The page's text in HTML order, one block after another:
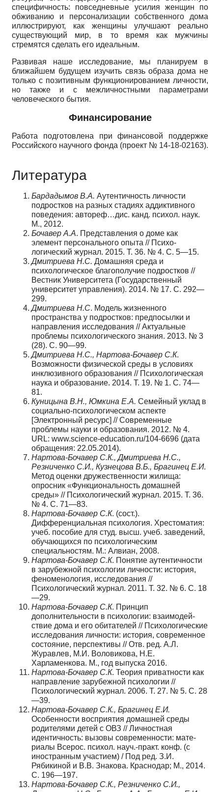
специфичность: повседневные усилия женщин по
обживанию и персона­лизации собственного дома
иллюстрируют, как женщины улучшают реально
существующий мир, в то время как мужчины
стремятся сделать его идеальным.
Развивая наше исследование, мы планируем в
ближайшем будущем изучить связь образа дома не
только с позитивным функционированием личности,
но также и с межличностными параметрами
человеческого бытия.
Финансирование
Работа подготовлена при финансовой поддержке
Российского научного фонда (проект № 14-18-02163).
Литература
Бардадымов В.А. Аутентичность личности
подростков на разных стадиях аддик­тивного
поведения: автореф…дис. канд. психол. наук.
М., 2012.
Бочавер А.А. Представления о доме как
элемент персонального опыта // Психо­
логический журнал. 2015. Т. 36. № 4. С. 5—15.
Дмитриева Н.С. Домашняя среда и
психологическое благополучие подрост­ков //
Вестник Университета (Государственный
университет управления). 2014. № 17. С. 292—
299.
Дмитриева Н.С. Модель жизненного
пространства у подростков: предпосылки и
направления исследования // Актуальные
проблемы психологического знания. 2013. № 3
(28). С. 90—99.
Дмитриева Н.С., Нартова-Бочавер С.К.
Возможности физической среды в ус­ловиях
инклюзивного образования // Психологическая
наука и образование. 2014. Т. 19. № 1. С. 74—
81.
Куницына В.Н., Юмкина Е.А. Семейный уклад в
социально-психологическом аспекте
[Электронный ресурс] // Современные
проблемы науки и образования. 2012. № 4.
URL: www.science-education.ru/104-6696 (дата
обращения: 22.05.2014).
Нартова-Бочавер С.К., Дмитриева Н.С.,
Резниченко С.И., Кузнецова В.Б., Брагинец Е.И.
Метод оценки дружественности жилища:
опросник «Функциональность до­машней
среды» // Психологический журнал. 2015. Т. 36.
№ 4. С. 71—83.
Нартова-Бочавер С.К. (сост.).
Дифференциальная психология. Хрестоматия:
учеб. пособие для студ. высш. учеб. заведений,
обучающихся по психологическим
специальностям. М.: Алвиан, 2008.
Нартова-Бочавер С.К. Понятие аутентичности
в зарубежной психологии лич­ности: история,
феноменология, исследования //
Психологический журнал. 2011. Т. 32. № 6. С. 18
—29.
Нартова-Бочавер С.К. Принцип
дополнительности в психологии: взаимодей­
ствие дома и его обитателей // Психологические
исследования личности: история, современное
состояние, перспективы // Отв. ред. А.Л.
Журавлев, М.И. Воловикова, Н.Е.
Харламенкова. М., год выпуска 2016.
Нартова-Бочавер С.К. Теория приватности как
направление зарубежной психо­логии //
Психологический журнал. 2006. Т. 27. № 5. С. 28
—39.
Нартова-Бочавер С.К., Брагинец Е.И.
Особенности восприятия домашней среды
родителями детей с ОВЗ // Личностная
идентичность: вызовы современности: мате­
риалы Всерос. психол. науч.-практ. конф. (с
иностранным участием) / Под ред. З.И.
Рябикиной и В.В. Знакова. Краснодар; М., 2014.
С. 196—197.
Нартова-Бочавер С.К., Резниченко С.И.,